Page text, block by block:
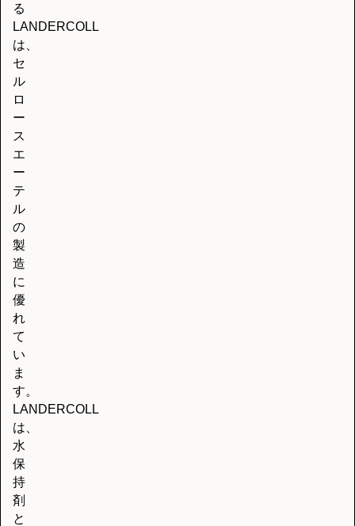
る
LANDERCOLL
は、
セ
ル
ロ
ー
ス
エ
ー
テ
ル
の
製
造
に
優
れ
て
い
ま
す。
LANDERCOLL
は、
水
保
持
剤
と